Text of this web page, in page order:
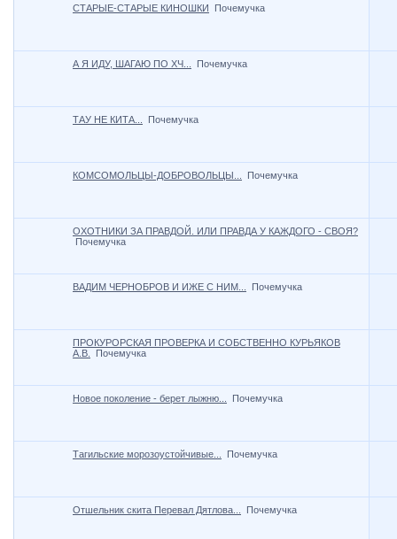
СТАРЫЕ-СТАРЫЕ КИНОШКИ Почемучка
А Я ИДУ, ШАГАЮ ПО ХЧ... Почемучка
ТАУ НЕ КИТА... Почемучка
КОМСОМОЛЬЦЫ-ДОБРОВОЛЬЦЫ... Почемучка
ОХОТНИКИ ЗА ПРАВДОЙ. ИЛИ ПРАВДА У КАЖДОГО - СВОЯ?
Почемучка
ВАДИМ ЧЕРНОБРОВ И ИЖЕ С НИМ... Почемучка
ПРОКУРОРСКАЯ ПРОВЕРКА И СОБСТВЕННО КУРЬЯКОВ
А.В.
Почемучка
Новое поколение - берет лыжню... Почемучка
Тагильские морозоустойчивые... Почемучка
Отшельник скита Перевал Дятлова... Почемучка